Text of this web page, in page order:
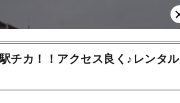
カ！！アクセス良く♪レンタル